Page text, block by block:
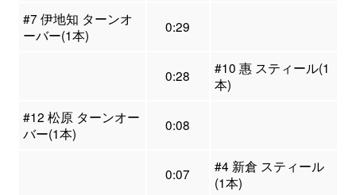
#7 伊地知 ターンオ
ーバー(1本)
0:29
0:28
#10 惠 スティール(1
本)
#12 松原 ターンオー
バー(1本)
0:08
0:07
#4 新倉 スティール
(1本)